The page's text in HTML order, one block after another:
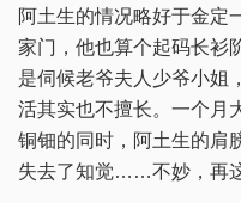
阿土生的情况略好于金定
家门，他也算个起码长衫
是伺候老爷夫人少爷小姐
活其实也不擅长。一个月
铜钿的同时，阿土生的肩
失去了知觉……不妙，再